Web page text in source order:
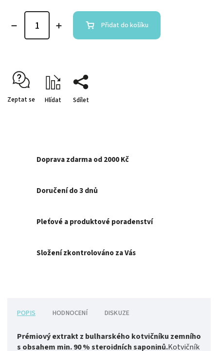
Přidat do košíku
Zeptat se Hlídat Sdílet
Doprava zdarma od 2000 Kč
Doručení do 3 dnů
Pleťové a produktové poradenství
Složení zkontrolováno za Vás
POPIS HODNOCENÍ DISKUZE
Prémiový extrakt z bulharského kotvičníku zemního
s obsahem min. 90 % steroidních saponinů.Kotvičník